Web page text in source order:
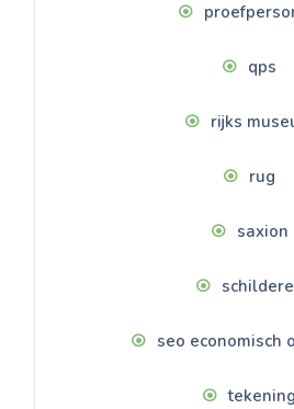
qps
rijks
rug
saxion
seo economisch
tekening